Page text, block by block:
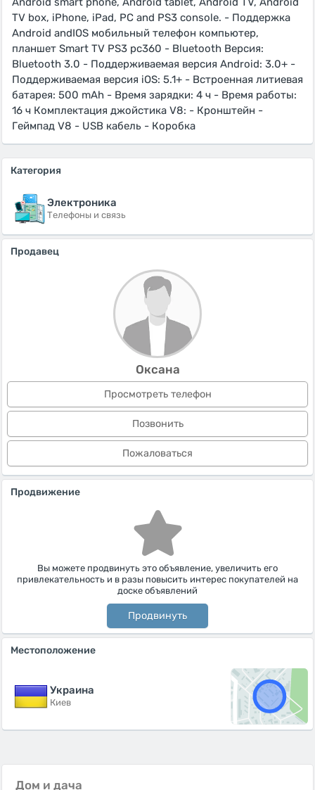
TV box, iPhone, iPad, PC and PS3 console. - Поддержка
Android andIOS мобильный телефон компьютер,
планшет Smart TV PS3 pc360 - Bluetooth Версия:
Bluetooth 3.0 - Поддерживаемая версия Android: 3.0+ -
Поддерживаемая версия iOS: 5.1+ - Встроенная литиевая
батарея: 500 mAh - Время зарядки: 4 ч - Время работы:
16 ч Комплектация джойстика V8: - Кронштейн -
Геймпад V8 - USB кабель - Коробка
Категория
Электроника
Телефоны и связь
Продавец
Оксана
Просмотреть телефон
Позвонить
Пожаловаться
Продвижение
Вы можете продвинуть это объявление, увеличить его
привлекательность и в разы повысить интерес покупателей на
доске объявлений
Продвинуть
Местоположение
Украина
Киев
Дом и дача